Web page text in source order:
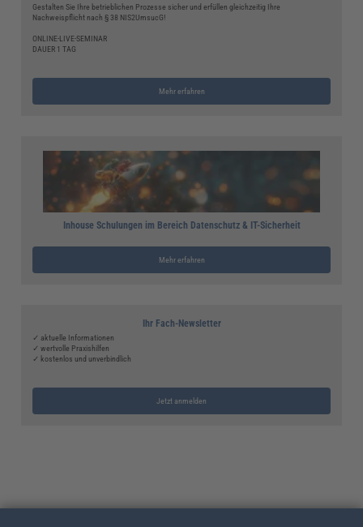
Gestalten Sie Ihre betrieblichen Prozesse sicher und erfüllen gleichzeitig Ihre
Nachweispflicht nach § 38 NIS2UmsucG!
ONLINE-LIVE-SEMINAR
DAUER 1 TAG
Mehr erfahren
Inhouse Schulungen im Bereich Datenschutz & IT-Sicherheit
Mehr erfahren
Ihr Fach-Newsletter
✓ aktuelle Informationen
✓ wertvolle Praxishilfen
✓ kostenlos und unverbindlich
Jetzt anmelden